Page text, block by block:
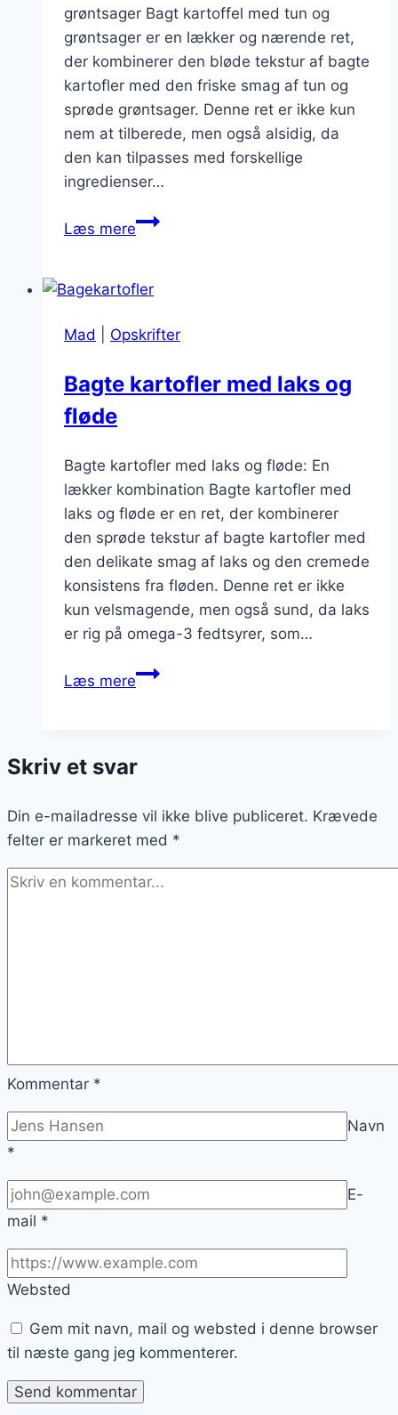
grøntsager Bagt kartoffel med tun og
grøntsager er en lækker og nærende ret,
der kombinerer den bløde tekstur af bagte
kartofler med den friske smag af tun og
sprøde grøntsager. Denne ret er ikke kun
nem at tilberede, men også alsidig, da
den kan tilpasses med forskellige
ingredienser…
Læs mereBakkt
af
og
Mad Opskrifter
Bagte kartofler med laks og
fløde
Bagte kartofler med laks og fløde: En
lækker kombination Bagte kartofler med
laks og fløde er en ret, der kombinerer
den sprøde tekstur af bagte kartofler med
den delikate smag af laks og den cremede
konsistens fra fløden. Denne ret er ikke
kun velsmagende, men også sund, da laks
er rig på omega-3 fedtsyrer, som…
Læs mereBagte
og
Skriv et svar
Din e-mailadresse vil ikke blive publiceret. Krævede
felter er markeret med *
Kommentar *
Navn
*
E-
mail *
Websted
Gem mit navn, mail og websted i denne browser
til næste gang jeg kommenterer.